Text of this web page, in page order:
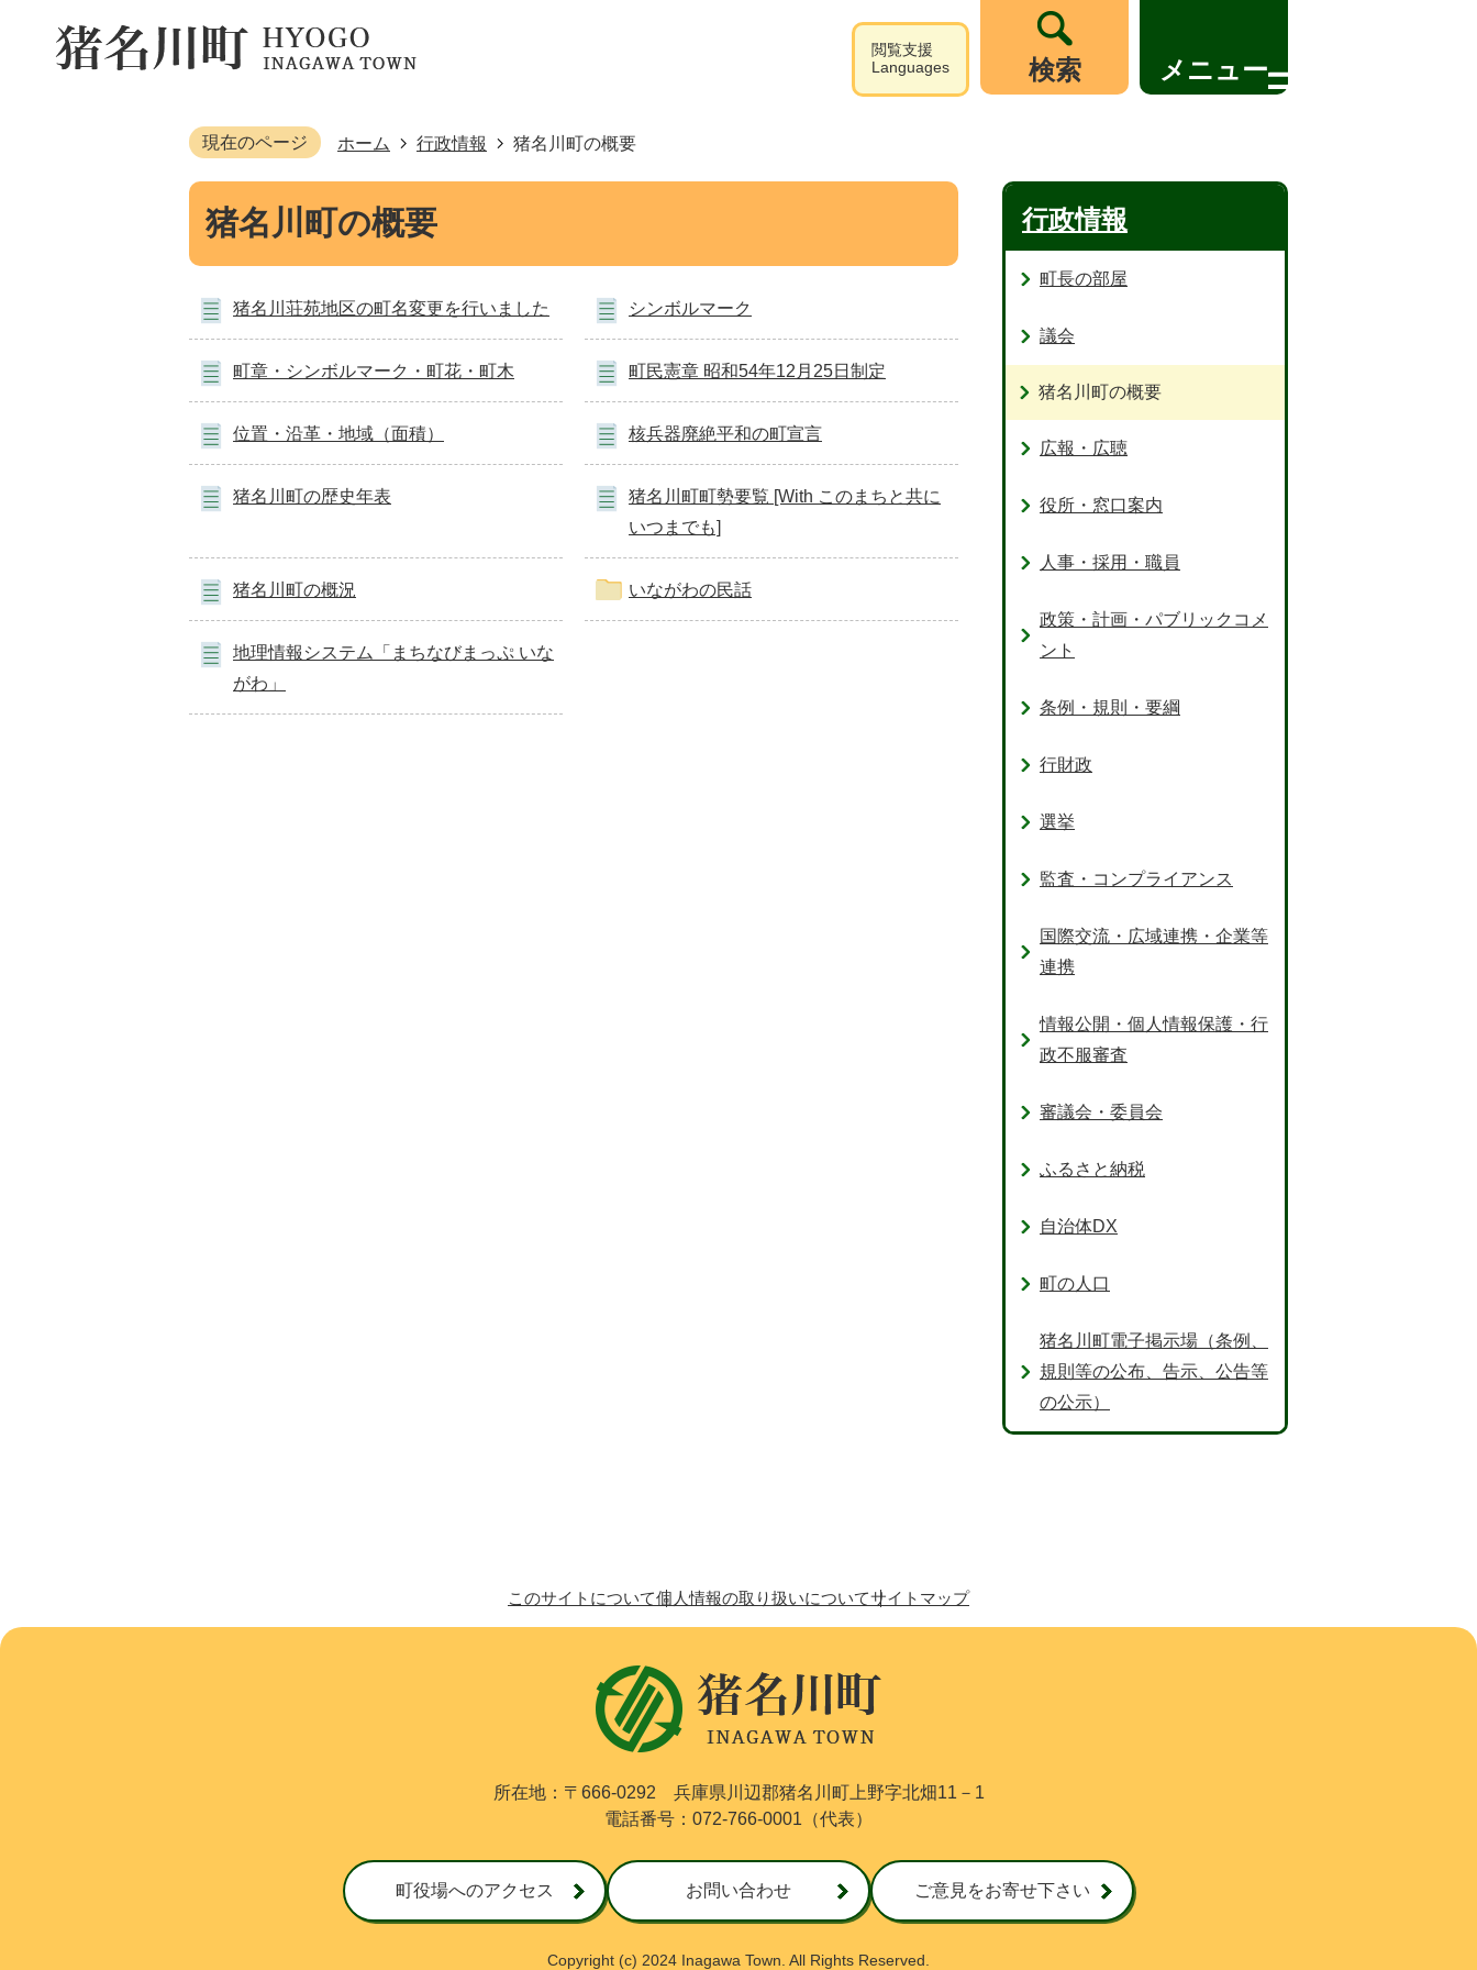
閲覧支援
Languages
検索 メニュー
現在のページ ホーム 行政情報 猪名川町の概要
猪名川町の概要
猪名川荘苑地区の町名変更を行いました シンボルマーク
町章・シンボルマーク・町花・町木 町民憲章 昭和54年12月25日制定
位置・沿革・地域（面積） 核兵器廃絶平和の町宣言
猪名川町の歴史年表
猪名川町町勢要覧 [With このまちと共に
いつまでも]
猪名川町の概況 いながわの民話
地理情報システム「まちなびまっぷ いな
がわ」
行政情報
町長の部屋
議会
猪名川町の概要
広報・広聴
役所・窓口案内
人事・採用・職員
政策・計画・パブリックコメ
ント
条例・規則・要綱
行財政
選挙
監査・コンプライアンス
国際交流・広域連携・企業等
連携
情報公開・個人情報保護・行
政不服審査
審議会・委員会
ふるさと納税
自治体DX
町の人口
猪名川町電子掲示場（条例、
規則等の公布、告示、公告等
の公示）
このサイトについて個人情報の取り扱いについてサイトマップ
猪
名
川
町
N
G
W
A
T
N
所在地：〒666-0292 兵庫県川辺郡猪名川町上野字北畑11－1
電話番号：072-766-0001（代表）
町役場へのアクセス お問い合わせ ご意見をお寄せ下さい
Copyright (c) 2024 Inagawa Town. All Rights Reserved.